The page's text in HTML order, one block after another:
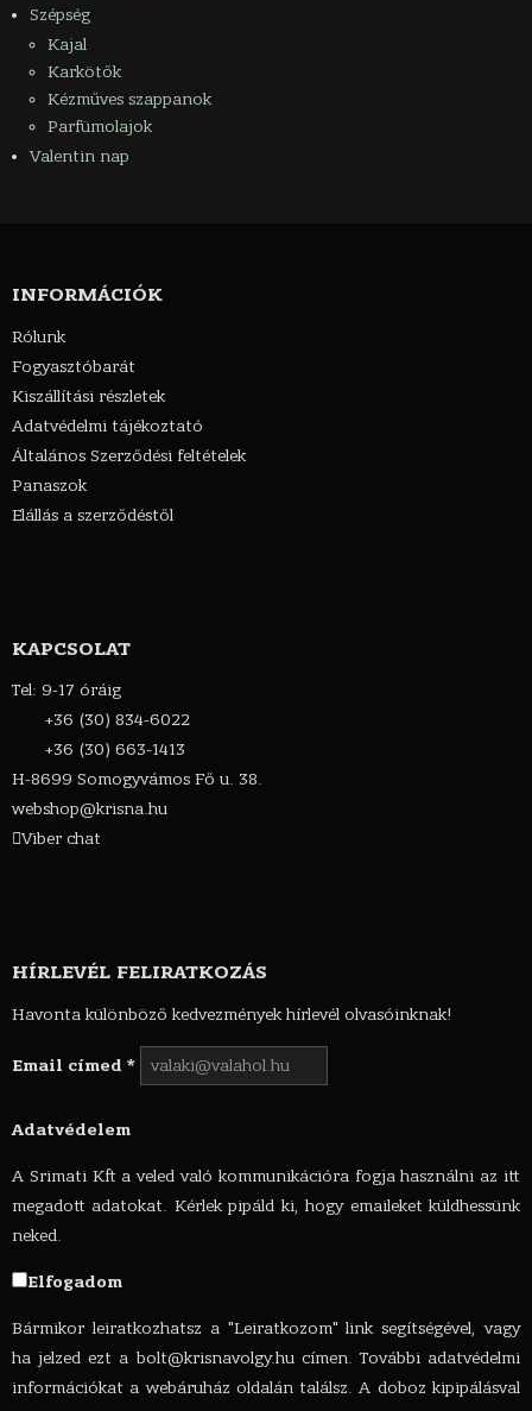
Szépség
Kajal
Karkötők
Kézműves szappanok
Parfümolajok
Valentin nap
INFORMÁCIÓK
Rólunk
Fogyasztóbarát
Kiszállítási részletek
Adatvédelmi tájékoztató
Általános Szerződési feltételek
Panaszok
Elállás a szerződéstől
KAPCSOLAT
Tel: 9-17 óráig
+36 (30) 834-6022
+36 (30) 663-1413
H-8699 Somogyvámos Fő u. 38.
webshop@krisna.hu
Viber chat
HÍRLEVÉL FELIRATKOZÁS
Havonta különböző kedvezmények hírlevél olvasóinknak!
Email címed *
Adatvédelem
A Srimati Kft a veled való kommunikációra fogja használni az itt
megadott adatokat. Kérlek pipáld ki, hogy emaileket küldhessünk
neked.
Elfogadom
Bármikor leiratkozhatsz a "Leiratkozom" link segítségével, vagy
ha jelzed ezt a bolt@krisnavolgy.hucímen. További adatvédelmi
információkat a webáruház oldalán találsz. A doboz kipipálásval